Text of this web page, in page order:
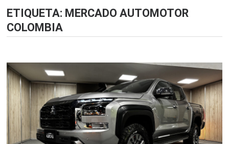
ETIQUETA: MERCADO AUTOMOTOR
COLOMBIA